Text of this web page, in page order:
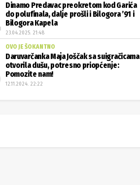
Dinamo Predavac preokretom kod Garića
do polufinala, dalje prošli i Bilogora ’91 i
Bilogora Kapela
23.04.2025. 21:48
OVO JE ŠOKANTNO
Daruvarčanka Maja Joščak sa suigračicama
otvorila dušu, potresno priopćenje:
Pomozite nam!
12.11.2024. 22:22